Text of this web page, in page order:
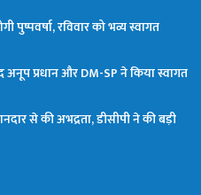
पुष्पवर्षा, रविवार को भव्य स्वागत
अनूप प्रधान और DM-SP ने किया स्वागत
से की अभद्रता, डीसीपी ने की बड़ी